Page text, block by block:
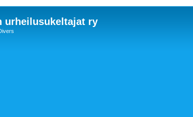
urheilusukeltajat ry